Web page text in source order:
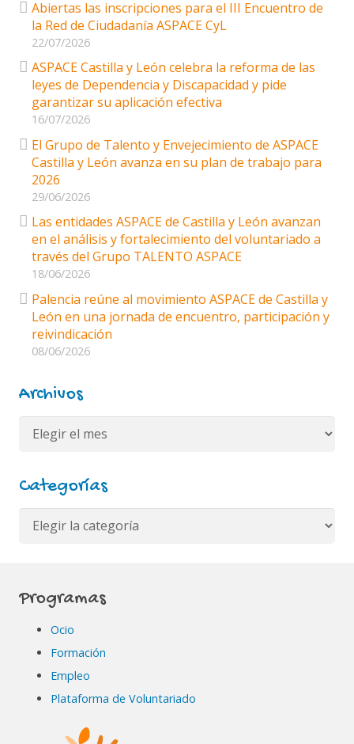
Abiertas las inscripciones para el III Encuentro de
la Red de Ciudadanía ASPACE CyL
22/07/2026
ASPACE Castilla y León celebra la reforma de las
leyes de Dependencia y Discapacidad y pide
garantizar su aplicación efectiva
16/07/2026
El Grupo de Talento y Envejecimiento de ASPACE
Castilla y León avanza en su plan de trabajo para
2026
29/06/2026
Las entidades ASPACE de Castilla y León avanzan
en el análisis y fortalecimiento del voluntariado a
través del Grupo TALENTO ASPACE
18/06/2026
Palencia reúne al movimiento ASPACE de Castilla y
León en una jornada de encuentro, participación y
reivindicación
08/06/2026
Archivos
Archivos
Categorías
Categorías
Programas
Ocio
Formación
Empleo
Plataforma de Voluntariado